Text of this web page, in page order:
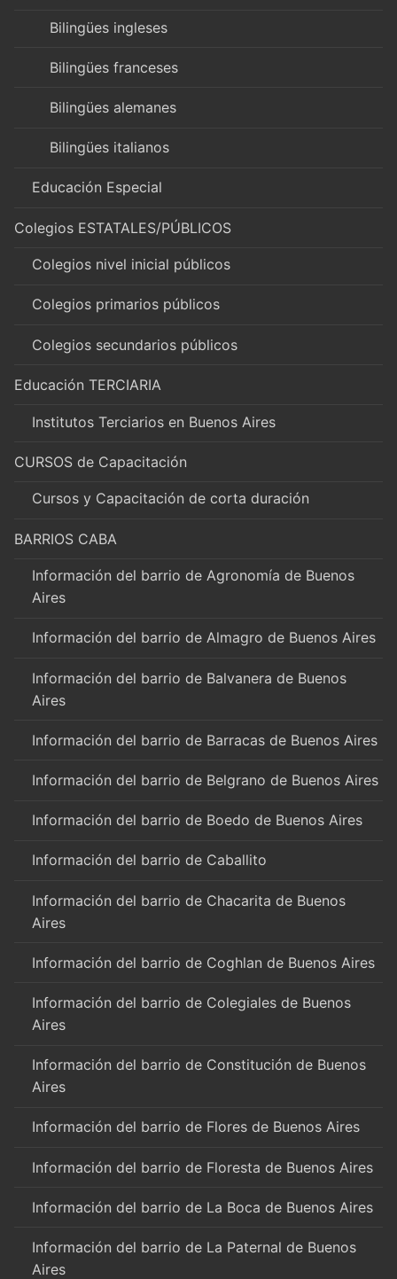
Bilingües ingleses
Bilingües franceses
Bilingües alemanes
Bilingües italianos
Educación Especial
Colegios ESTATALES/PÚBLICOS
Colegios nivel inicial públicos
Colegios primarios públicos
Colegios secundarios públicos
Educación TERCIARIA
Institutos Terciarios en Buenos Aires
CURSOS de Capacitación
Cursos y Capacitación de corta duración
BARRIOS CABA
Información del barrio de Agronomía de Buenos
Aires
Información del barrio de Almagro de Buenos Aires
Información del barrio de Balvanera de Buenos
Aires
Información del barrio de Barracas de Buenos Aires
Información del barrio de Belgrano de Buenos Aires
Información del barrio de Boedo de Buenos Aires
Información del barrio de Caballito
Información del barrio de Chacarita de Buenos
Aires
Información del barrio de Coghlan de Buenos Aires
Información del barrio de Colegiales de Buenos
Aires
Información del barrio de Constitución de Buenos
Aires
Información del barrio de Flores de Buenos Aires
Información del barrio de Floresta de Buenos Aires
Información del barrio de La Boca de Buenos Aires
Información del barrio de La Paternal de Buenos
Aires